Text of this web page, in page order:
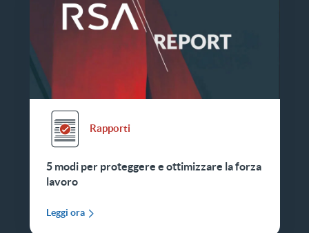
Rapporti
5 modi per proteggere e ottimizzare la forza
lavoro
Leggi ora